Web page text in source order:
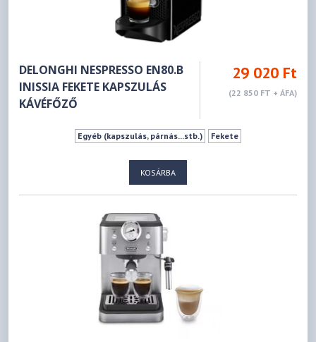
DELONGHI NESPRESSO EN80.B
INISSIA FEKETE KAPSZULÁS
KÁVÉFŐZŐ
29 020 Ft
(22 850 FT + ÁFA)
Egyéb (kapszulás, párnás...stb.) Fekete
KOSÁRBA